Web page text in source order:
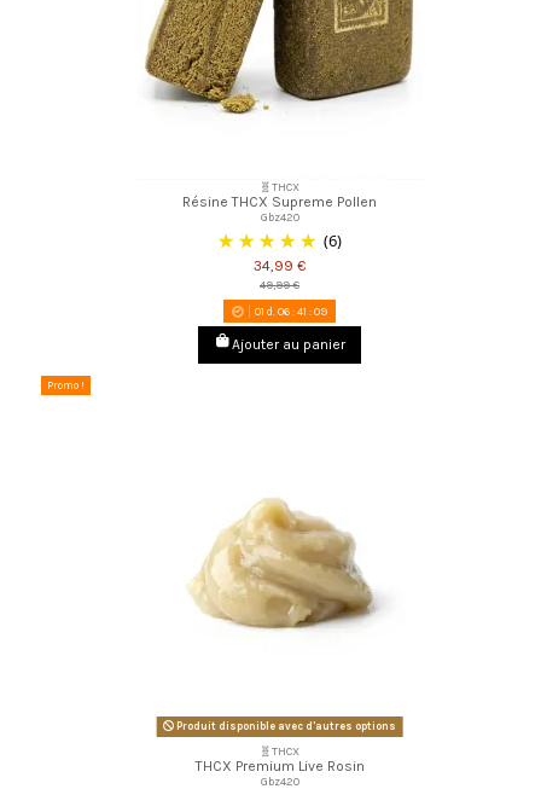
🧬THCX
Résine THCX Supreme Pollen
Gbz420
(6)
34,99 €
49,99 €
01 d. 06:41 :08
Ajouter au panier
Promo !
Produit disponible avec d'autres options
🧬THCX
THCX Premium Live Rosin
Gbz420